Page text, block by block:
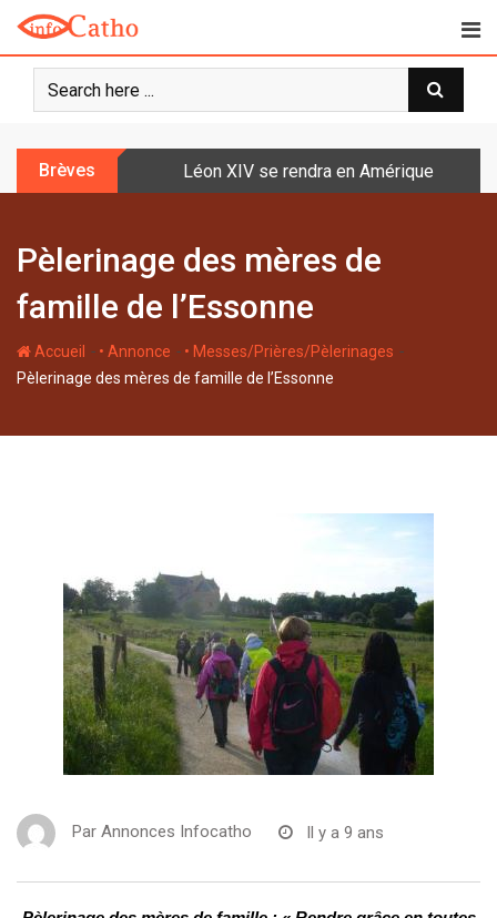
o
Brèves Léon XIV se rendra en Amérique latine à
Pèlerinage des mères de
famille de l’Essonne
Accueil - • Annonce - • Messes/Prières/Pèlerinages -
Pèlerinage des mères de famille de l’Essonne
Par Annonces Infocatho Il y a 9 ans